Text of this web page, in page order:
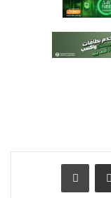
مشاركة عبر البريد طباعة